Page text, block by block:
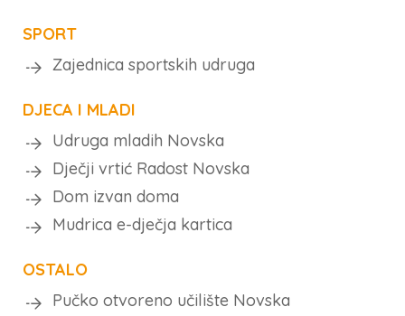
SPORT
Zajednica sportskih udruga
DJECA I MLADI
Udruga mladih Novska
Dječji vrtić Radost Novska
Dom izvan doma
Mudrica e-dječja kartica
OSTALO
Pučko otvoreno učilište Novska